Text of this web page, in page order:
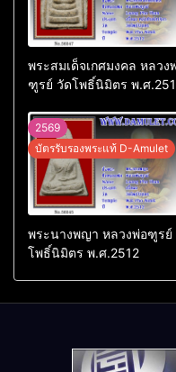
พระสมเด็จเกศมงคล หลวง
ฑูรย์ วัดโพธิ์นิมิตร พ.ศ
2569
บัตรรับรองพระแท้ D-Amulet
พระนางพญา หลวงพ่อฑูรย์
โพธิ์นิมิตร พ.ศ.2512